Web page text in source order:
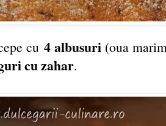
cu 4 albusuri (oua
cu zahar.